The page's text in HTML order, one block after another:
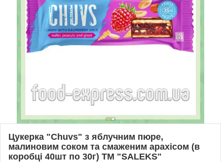
Цукерка "Chuvs" з яблучним пюре,
малиновим соком та смаженим арахісом (в
коробці 40шт по 30г) ТМ "SALEKS"